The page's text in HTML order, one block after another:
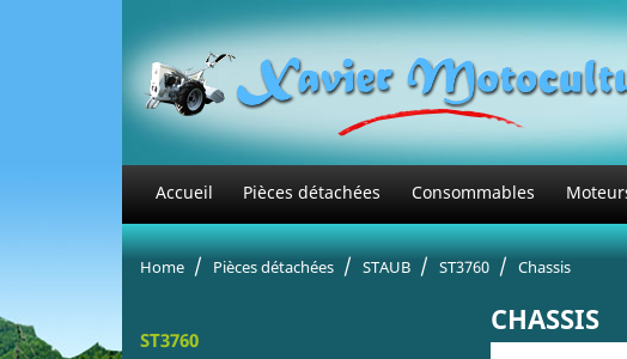
Accueil Pièces détachées Consommables
Home Pièces détachées STAUB ST3760 Chassis
ST3760
CHASSIS